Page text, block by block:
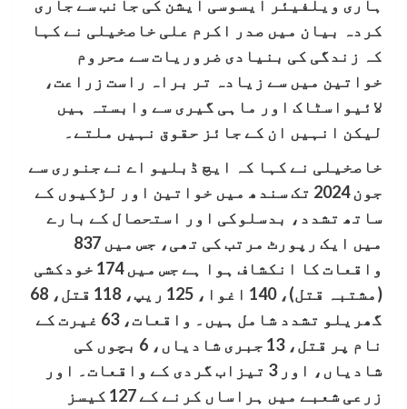
ہاری ویلفیئر ایسوسی ایشن کی جانب سے جاری
کردہ بیان میں صدر اکرم علی خاصخیلی نے کہا
کہ زندگی کی بنیادی ضروریات سے محروم
خواتین میں سے زیادہ تر براہ راست زراعت،
لائیواسٹاک اور ماہی گیری سے وابستہ ہیں
لیکن انہیں ان کے جائز حقوق نہیں ملتے۔
خاصخیلی نے کہا کہ ایچ ڈبلیو اے نے جنوری سے
جون 2024 تک سندھ میں خواتین اور لڑکیوں کے
ساتھ تشدد، بدسلوکی اور استحصال کے بارے
میں ایک رپورٹ مرتب کی تھی، جس میں 837
واقعات کا انکشاف ہوا ہے جس میں 174 خودکشی
(مشتبہ قتل)، 140 اغوا، 125 ریپ، 118 قتل، 68
گھریلو تشدد شامل ہیں۔ واقعات، 63 غیرت کے
نام پر قتل، 13 جبری شادیاں، 6 بچوں کی
شادیاں، اور 3 تیزاب گردی کے واقعات۔ اور
زرعی شعبے میں ہراساں کرنے کے 127 کیسز